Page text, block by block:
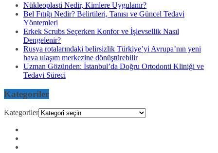
Nükleoplasti Nedir, Kimlere Uygulanır?
Bel Fıtığı Nedir? Belirtileri, Tanısı ve Güncel Tedavi
Yöntemleri
Erkek Scrubs Seçerken Konfor ve İşlevsellik Nasıl
Dengelenir?
Rusya rotalarındaki belirsizlik Türkiye’yi Avrupa’nın yeni
hava ulaşım merkezine dönüştürebilir
Uzman Gözünden: İstanbul’da Doğru Ortodonti Kliniği ve
Tedavi Süreci
Kategoriler
Kategoriler